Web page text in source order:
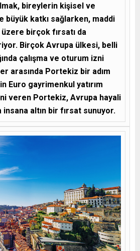
bireylerin kişisel ve
büyük katkı sağlarken, maddi
birçok fırsatı da
Birçok Avrupa ülkesi, belli
çalışma ve oturum izni
arasında Portekiz bir adım
Euro gayrimenkul yatırım
veren Portekiz, Avrupa hayali
altın bir fırsat sunuyor.